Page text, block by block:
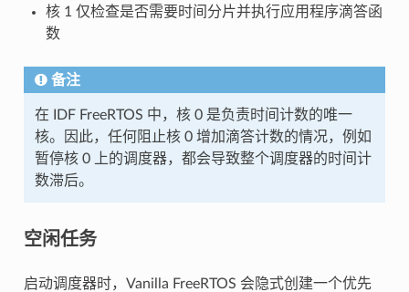
核 1 仅检查是否需要时间分片并执行应用程序滴答函
数
备注
在 IDF FreeRTOS 中，核 0 是负责时间计数的唯一
核。因此，任何阻止核 0 增加滴答计数的情况，例如
暂停核 0 上的调度器，都会导致整个调度器的时间计
数滞后。
空闲任务
启动调度器时，Vanilla FreeRTOS 会隐式创建一个优先